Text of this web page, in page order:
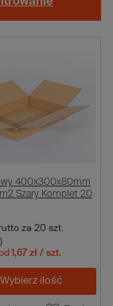
400x300x80mm
Szary Komplet 20
za 20 szt.
1,67 zł / szt.
Wybierz ilość